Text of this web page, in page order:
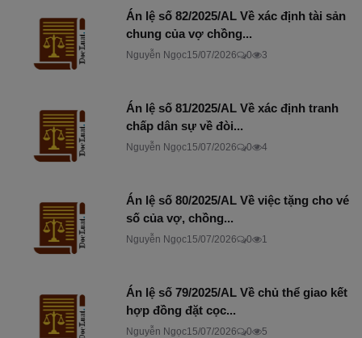
Án lệ số 82/2025/AL Về xác định tài sản
chung của vợ chồng...
Nguyễn Ngọc15/07/2026 0 3
Án lệ số 81/2025/AL Về xác định tranh
chấp dân sự về đòi...
Nguyễn Ngọc15/07/2026 0 4
Án lệ số 80/2025/AL Về việc tặng cho vé
số của vợ, chồng...
Nguyễn Ngọc15/07/2026 0 1
Án lệ số 79/2025/AL Về chủ thể giao kết
hợp đồng đặt cọc...
Nguyễn Ngọc15/07/2026 0 5